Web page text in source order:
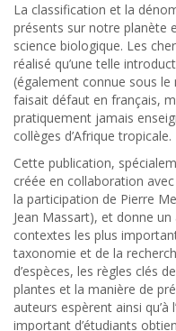
La classification et la
présents sur notre planète
science biologique. Les
réalisé qu’une telle
(également connue sous
faisait défaut en français,
pratiquement jamais
collèges d’Afrique tropicale.
Cette publication,
créée en collaboration
la participation de Pierre
Jean Massart), et donne
contextes les plus
taxonomie et de la
d’espèces, les règles clés
plantes et la manière de
auteurs espèrent ainsi
important d’étudiants